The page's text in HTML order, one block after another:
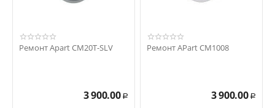
Ремонт Apart CM20T-SLV
3 900.00 Р
Ремонт APart CM1008
3 900.00 Р